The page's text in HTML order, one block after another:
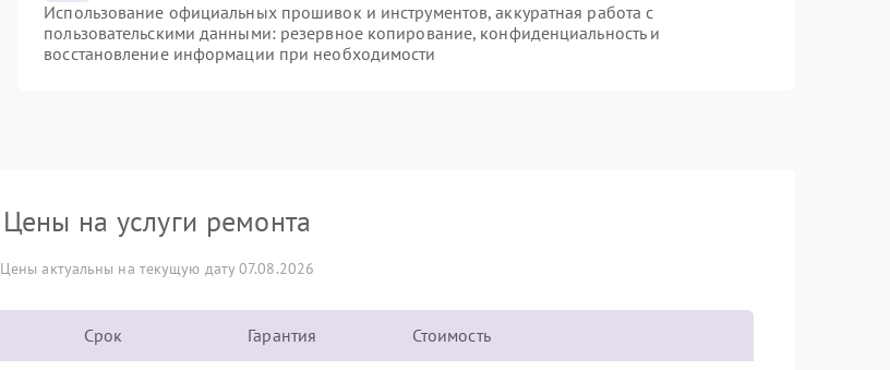
Использование официальных прошивок и инструментов, аккуратная работа с
пользовательскими данными: резервное копирование, конфиденциальность и
восстановление информации при необходимости
Цены на услуги ремонта
Цены актуальны на текущую дату 07.08.2026
Срок Гарантия Стоимость